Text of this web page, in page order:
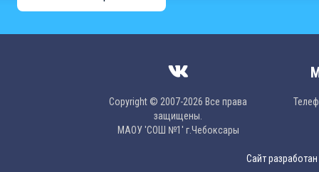
Copyright © 2007-2026 Все права
защищены.
МAОУ 'CОШ №1' г.Чебоксары
Сайт